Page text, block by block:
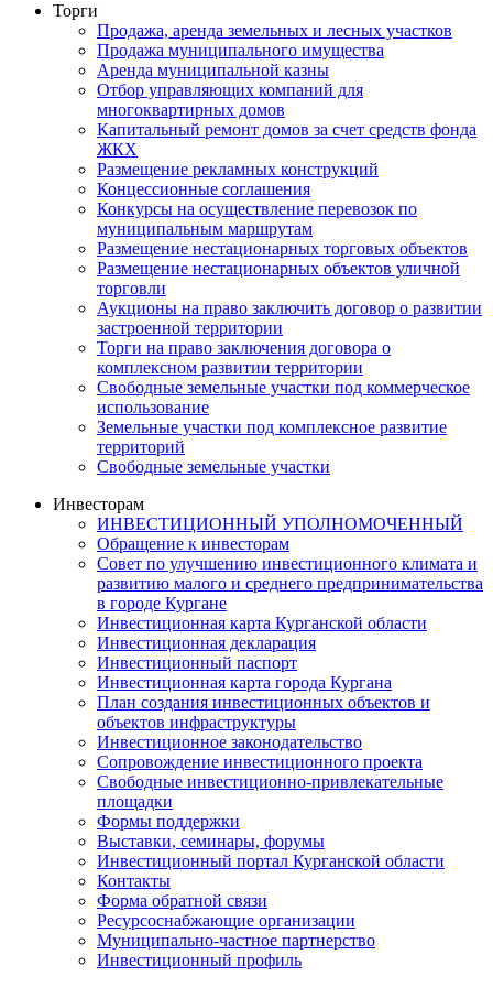
Торги
Продажа, аренда земельных и лесных участков
Продажа муниципального имущества
Аренда муниципальной казны
Отбор управляющих компаний для
многоквартирных домов
Капитальный ремонт домов за счет средств фонда
ЖКХ
Размещение рекламных конструкций
Концессионные соглашения
Конкурсы на осуществление перевозок по
муниципальным маршрутам
Размещение нестационарных торговых объектов
Размещение нестационарных объектов уличной
торговли
Аукционы на право заключить договор о развитии
застроенной территории
Торги на право заключения договора о
комплексном развитии территории
Свободные земельные участки под коммерческое
использование
Земельные участки под комплексное развитие
территорий
Свободные земельные участки
Инвесторам
ИНВЕСТИЦИОННЫЙ УПОЛНОМОЧЕННЫЙ
Обращение к инвесторам
Совет по улучшению инвестиционного климата и
развитию малого и среднего предпринимательства
в городе Кургане
Инвестиционная карта Курганской области
Инвестиционная декларация
Инвестиционный паспорт
Инвестиционная карта города Кургана
План создания инвестиционных объектов и
объектов инфраструктуры
Инвестиционное законодательство
Сопровождение инвестиционного проекта
Свободные инвестиционно-привлекательные
площадки
Формы поддержки
Выставки, семинары, форумы
Инвестиционный портал Курганской области
Контакты
Форма обратной связи
Ресурсоснабжающие организации
Муниципально-частное партнерство
Инвестиционный профиль